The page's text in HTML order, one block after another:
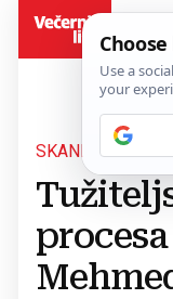
SKANDALOZNO